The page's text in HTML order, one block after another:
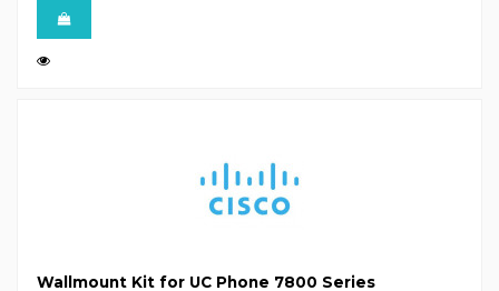
Wallmount Kit for UC Phone 7800 Series